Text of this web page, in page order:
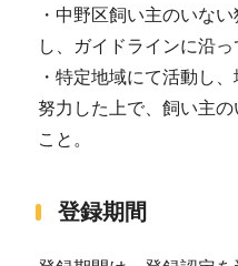
・中野区飼い主のいな
し、ガイドラインに沿っ
・特定地域にて活動し
努力した上で、飼い主
こと。
登録期間